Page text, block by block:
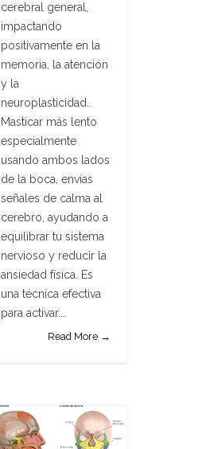
cerebral general,
impactando
positivamente en la
memoria, la atención
y la
neuroplasticidad.
Masticar más lento
especialmente
usando ambos lados
de la boca, envías
señales de calma al
cerebro, ayudando a
equilibrar tu sistema
nervioso y reducir la
ansiedad física. Es
una técnica efectiva
para activar...
Read More →